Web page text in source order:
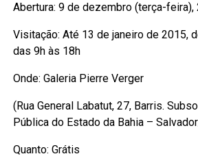
Abertura: 9 de dezembro (terça-feira),
Visitação: Até 13 de janeiro de 2015,
das 9h às 18h
Onde: Galeria Pierre Verger
(Rua General Labatut, 27, Barris.
Pública do Estado da Bahia –
Quanto: Grátis